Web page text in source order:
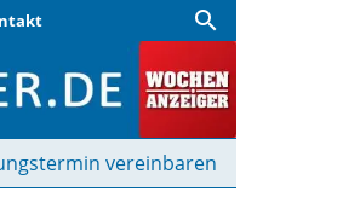
search
vereinbaren